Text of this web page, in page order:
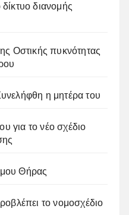
διανομής
Οστικής πυκνότητας
η μητέρα του
για το νέο σχέδιο
Θήρας
το νομοσχέδιο